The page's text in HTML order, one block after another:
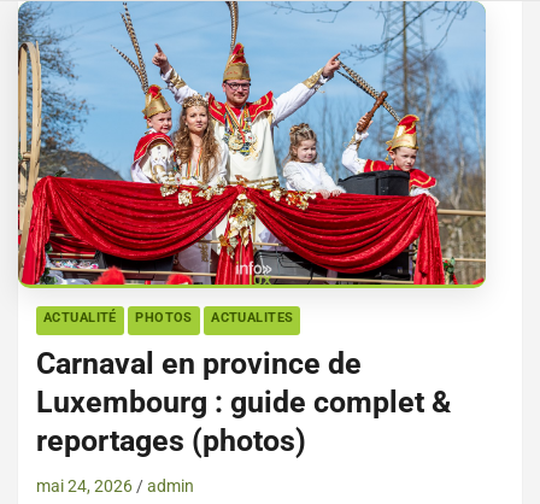
ACTUALITÉ PHOTOS ACTUALITES
Carnaval en province de
Luxembourg : guide complet &
reportages (photos)
mai 24, 2026 admin